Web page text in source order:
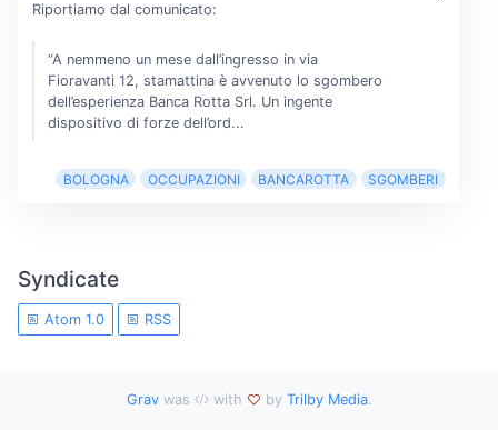
Riportiamo dal comunicato:
“A nemmeno un mese dall’ingresso in via
Fioravanti 12, stamattina è avvenuto lo sgombero
dell’esperienza Banca Rotta Srl. Un ingente
dispositivo di forze dell’ord...
BOLOGNA OCCUPAZIONI BANCAROTTA SGOMBERI
Syndicate
Atom 1.0 RSS
Gravwas with by Trilby Media.